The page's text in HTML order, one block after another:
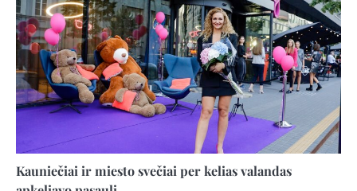
Kauniečiai ir miesto svečiai per kelias valandas